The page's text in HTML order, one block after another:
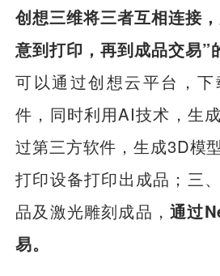
创想三维将三者互相连接
意到打印，再到成品交易”
可以通过创想云平台，
件，同时利用AI技术，生
过第三方软件，生成3D模
打印设备打印出成品；三
品及激光雕刻成品，通过
易。